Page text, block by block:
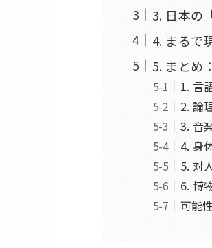
3. 日本の
4. まるで
5. まとめ
1. 言
2. 論
3. 音
4. 身
5. 対
6. 博
可能